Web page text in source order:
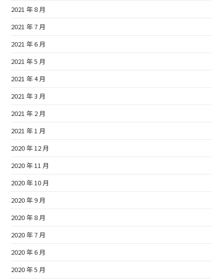
2021 年 8 月
2021 年 7 月
2021 年 6 月
2021 年 5 月
2021 年 4 月
2021 年 3 月
2021 年 2 月
2021 年 1 月
2020 年 12 月
2020 年 11 月
2020 年 10 月
2020 年 9 月
2020 年 8 月
2020 年 7 月
2020 年 6 月
2020 年 5 月